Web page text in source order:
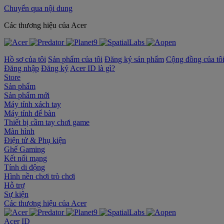
Chuyển qua nội dung
‌Các thương hiệu của Acer
Hồ sơ của tôi Sản phẩm của tôi Đăng ký sản phẩm Cộng đồng của tôi
Đăng nhập Đăng ký Acer ID là gì?
Store
Sản phẩm
Sản phẩm mới
Máy tính xách tay
Máy tính để bàn
Thiết bị cầm tay chơi game
Màn hình
Điện tử & Phụ kiện
Ghế Gaming
Kết nối mạng
Tính di động
Hình nền chơi trò chơi
Hỗ trợ
Sự kiện
‌Các thương hiệu của Acer
Acer ID